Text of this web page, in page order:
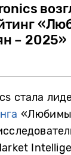
– 2025»
стала